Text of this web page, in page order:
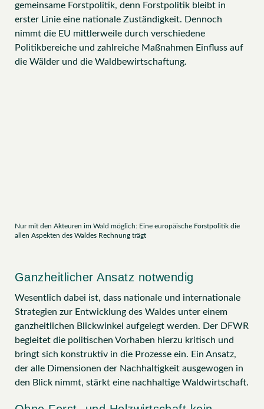
gemeinsame Forstpolitik, denn Forstpolitik bleibt in
erster Linie eine nationale Zuständigkeit. Dennoch
nimmt die EU mittlerweile durch verschiedene
Politikbereiche und zahlreiche Maßnahmen Einfluss auf
die Wälder und die Waldbewirtschaftung.
Nur mit den Akteuren im Wald möglich: Eine europäische Forstpolitik die
allen Aspekten des Waldes Rechnung trägt
Ganzheitlicher Ansatz notwendig
Wesentlich dabei ist, dass nationale und internationale
Strategien zur Entwicklung des Waldes unter einem
ganzheitlichen Blickwinkel aufgelegt werden. Der DFWR
begleitet die politischen Vorhaben hierzu kritisch und
bringt sich konstruktiv in die Prozesse ein. Ein Ansatz,
der alle Dimensionen der Nachhaltigkeit ausgewogen in
den Blick nimmt, stärkt eine nachhaltige Waldwirtschaft.